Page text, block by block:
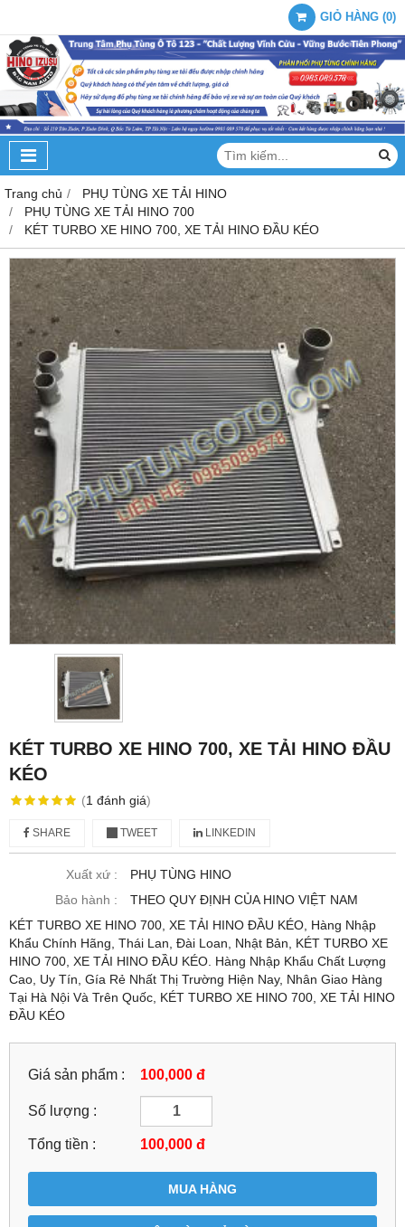
GIỎ HÀNG (0)
Trang chủ
PHỤ TÙNG XE TẢI HINO
PHỤ TÙNG XE TẢI HINO 700
KÉT TURBO XE HINO 700, XE TẢI HINO ĐẦU KÉO
KÉT TURBO XE HINO 700, XE TẢI HINO ĐẦU
KÉO
(1 đánh giá)
SHARE TWEET LINKEDIN
Xuất xứ :
PHỤ TÙNG HINO
Bảo hành :
THEO QUY ĐỊNH CỦA HINO VIỆT NAM
KÉT TURBO XE HINO 700, XE TẢI HINO ĐẦU KÉO, Hàng Nhập
Khẩu Chính Hãng, Thái Lan, Đài Loan, Nhật Bản, KÉT TURBO XE
HINO 700, XE TẢI HINO ĐẦU KÉO. Hàng Nhập Khẩu Chất Lượng
Cao, Uy Tín, Gía Rẻ Nhất Thị Trường Hiện Nay, Nhân Giao Hàng
Tại Hà Nội Và Trên Quốc, KÉT TURBO XE HINO 700, XE TẢI HINO
ĐẦU KÉO
Giá sản phẩm : 100,000 đ
Số lượng :
Tổng tiền : 100,000 đ
MUA HÀNG